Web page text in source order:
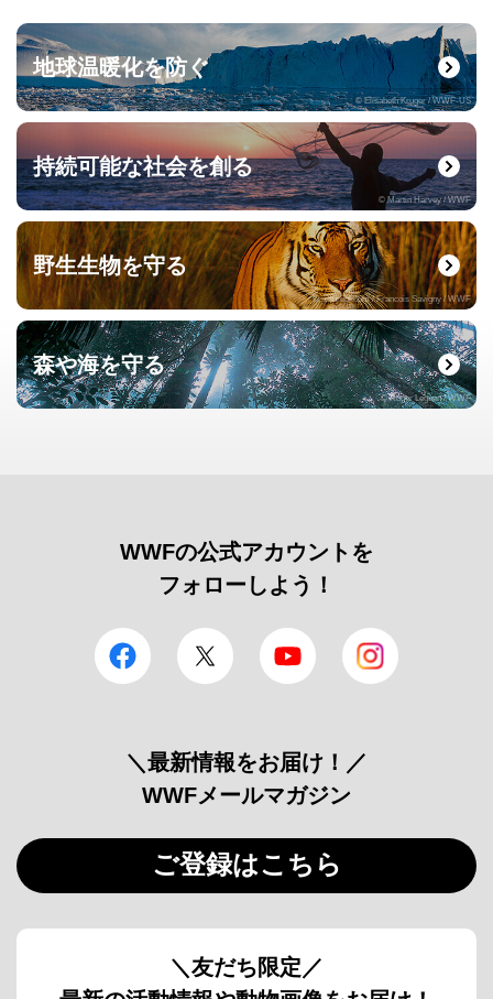
地球温暖化を防ぐ
© Elisabeth Kruger / WWF-US
持続可能な社会を創る
© Martin Harvey / WWF
野生生物を守る
© naturepl.com / Francois Savigny / WWF
森や海を守る
© Roger Leguen / WWF
WWFの公式アカウントを
フォローしよう！
facebook Twitter YouTube
＼最新情報をお届け！／
WWFメールマガジン
ご登録はこちら
＼友だち限定／